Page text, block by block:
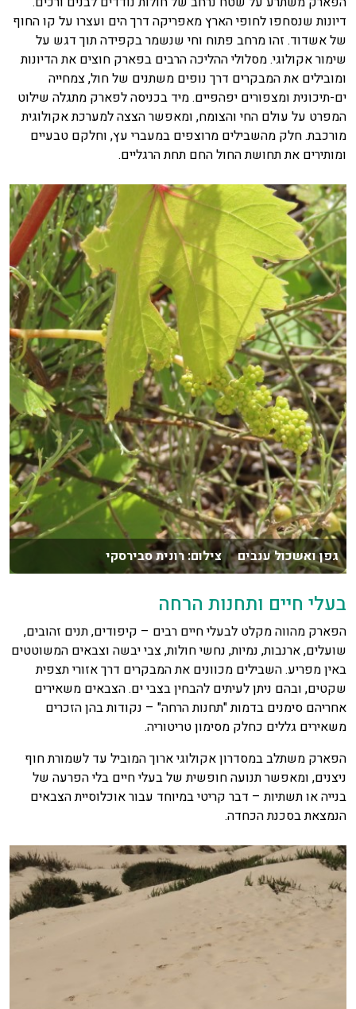
דיונות שנסחפו לחופי הארץ מאפריקה דרך הים ועצרו על קו החוף
של אשדוד. זהו מרחב פתוח וחי שנשמר בקפידה תוך דגש על
שימור אקולוגי. מסלולי ההליכה הרבים בפארק חוצים את הדיונות
ומובילים את המבקרים דרך נופים משתנים של חול, צמחייה
ים-תיכונית ומצפורים יפהפיים. מיד בכניסה לפארק מתגלה שילוט
המפרט על עולם החי והצומח, ומאפשר הצצה למערכת אקולוגית
מורכבת. חלק מהשבילים מרוצפים במעברי עץ, וחלקם טבעיים
ומותירים את תחושת החול החם תחת הרגליים.
גפן ואשכול ענבים צילום: רונית סבירסקי
בעלי חיים ותחנות הרחה
הפארק מהווה מקלט לבעלי חיים רבים – קיפודים, תנים זהובים,
שועלים, ארנבות, נמיות, נחשי חולות, צבי יבשה וצבאים המשוטטים
באין מפריע. השבילים מכוונים את המבקרים דרך אזורי תצפית
שקטים, ובהם ניתן לעיתים להבחין בצבי ים. הצבאים משאירים
אחריהם סימנים בדמות "תחנות הרחה" – נקודות בהן הזכרים
משאירים גללים כחלק מסימון טריטוריה.
הפארק משתלב במסדרון אקולוגי ארוך המוביל עד לשמורת חוף
ניצנים, ומאפשר תנועה חופשית של בעלי חיים בלי הפרעה של
בנייה או תשתיות – דבר קריטי במיוחד עבור אוכלוסיית הצבאים
הנמצאת בסכנת הכחדה.